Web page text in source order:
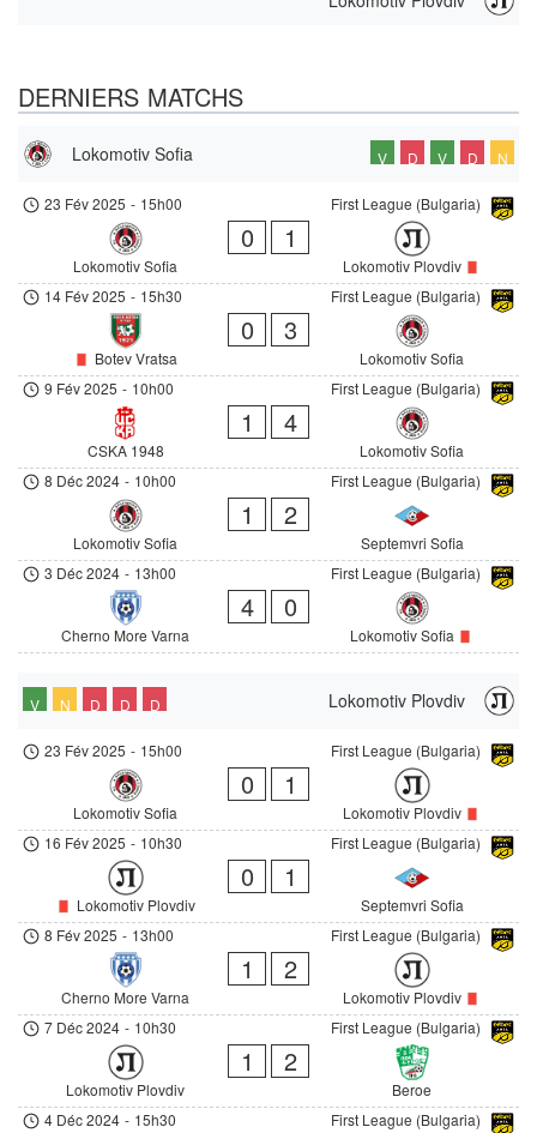
DERNIERS MATCHS
Lokomotiv Sofia V D V D N
First League (Bulgaria)
23 Fév 2025 - 15h00
Lokomotiv Sofia
0 1
Lokomotiv Plovdiv
First League (Bulgaria)
14 Fév 2025 - 15h30
Botev Vratsa
0 3
Lokomotiv Sofia
First League (Bulgaria)
9 Fév 2025 - 10h00
CSKA 1948
1 4
Lokomotiv Sofia
First League (Bulgaria)
8 Déc 2024 - 10h00
Lokomotiv Sofia
1 2
Septemvri Sofia
First League (Bulgaria)
3 Déc 2024 - 13h00
Cherno More Varna
4 0
Lokomotiv Sofia
Lokomotiv Plovdiv
V N D D D
First League (Bulgaria)
23 Fév 2025 - 15h00
Lokomotiv Sofia
0 1
Lokomotiv Plovdiv
First League (Bulgaria)
16 Fév 2025 - 10h30
Lokomotiv Plovdiv
0 1
Septemvri Sofia
First League (Bulgaria)
8 Fév 2025 - 13h00
Cherno More Varna
1 2
Lokomotiv Plovdiv
First League (Bulgaria)
7 Déc 2024 - 10h30
Lokomotiv Plovdiv
1 2
Beroe
First League (Bulgaria)
4 Déc 2024 - 15h30